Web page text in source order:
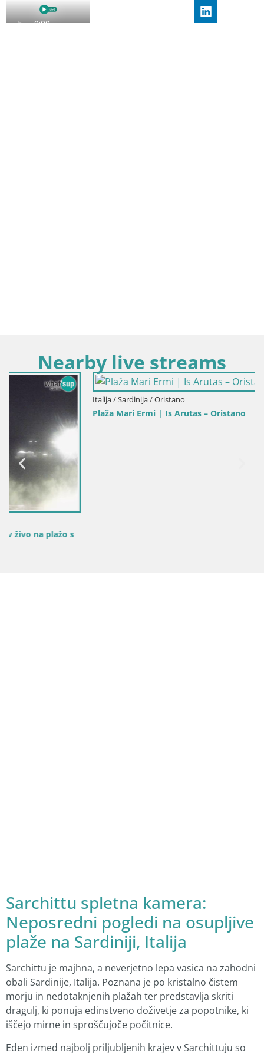
Nearby live streams
Italija / Sardinija / Oristano
Plaža Mari Ermi | Is Arutas – Oristano
Sarchittu spletna kamera:
Neposredni pogledi na osupljive
plaže na Sardiniji, Italija
Sarchittu je majhna, a neverjetno lepa vasica na zahodni
obali Sardinije, Italija. Poznana je po kristalno čistem
morju in nedotaknjenih plažah ter predstavlja skriti
dragulj, ki ponuja edinstveno doživetje za popotnike, ki
iščejo mirne in sproščujoče počitnice.
Eden izmed najbolj priljubljenih krajev v Sarchittuju so